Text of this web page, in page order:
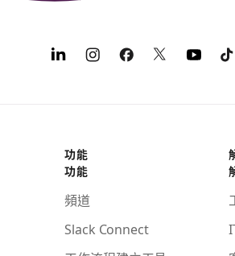
功能
功能
頻道
Slack Connect